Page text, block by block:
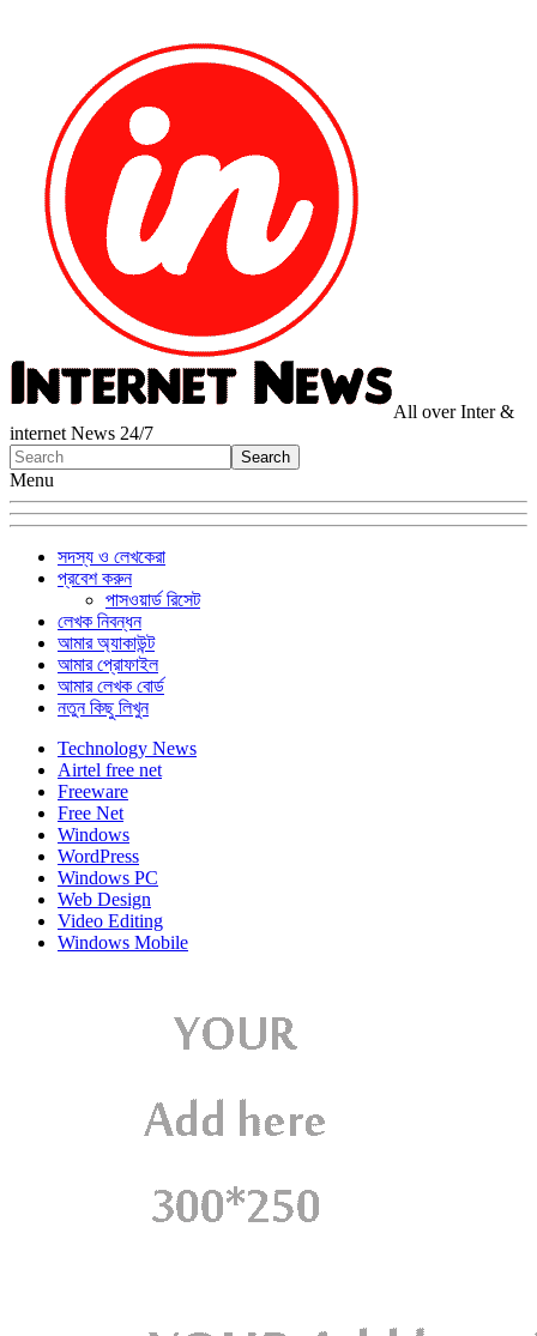
All over Inter &
internet News 24/7
Menu
সদস্য ও লেখকেরা
প্রবেশ করুন
পাসওয়ার্ড রিসেট
লেখক নিবন্ধন
আমার অ্যাকাউন্ট
আমার প্রোফাইল
আমার লেখক বোর্ড
নতুন কিছু লিখুন
Technology News
Airtel free net
Freeware
Free Net
Windows
WordPress
Windows PC
Web Design
Video Editing
Windows Mobile